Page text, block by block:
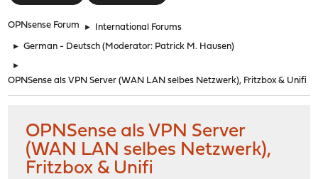
OPNsense Forum ► International Forums
► German - Deutsch (Moderator: Patrick M. Hausen)
►
OPNSense als VPN Server (WAN LAN selbes Netzwerk), Fritzbox & Unifi
OPNSense als VPN Server
(WAN LAN selbes Netzwerk),
Fritzbox & Unifi